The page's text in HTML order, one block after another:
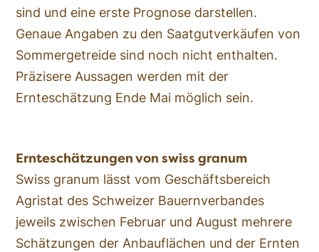
sind und eine erste Prognose darstellen.
Genaue Angaben zu den Saatgutverkäufen von
Sommergetreide sind noch nicht enthalten.
Präzisere Aussagen werden mit der
Ernteschätzung Ende Mai möglich sein.
Ernteschätzungen von swiss granum
Swiss granum lässt vom Geschäftsbereich
Agristat des Schweizer Bauernverbandes
jeweils zwischen Februar und August mehrere
Schätzungen der Anbauflächen und der Ernten